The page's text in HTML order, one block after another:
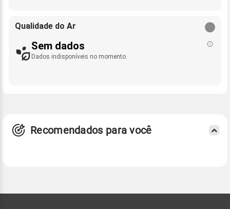
Qualidade do Ar
Sem dados
Dados indisponíveis no momento.
Recomendados para você